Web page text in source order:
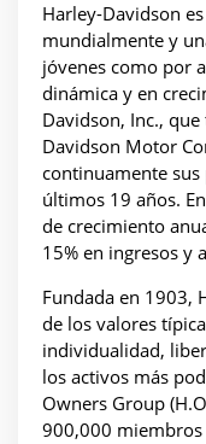
Harley-Davidson
mundialmente y
jóvenes como por
dinámica y en
Davidson, Inc.,
Davidson Motor
continuamente
últimos 19 años.
de crecimiento
15% en ingresos y
Fundada en 1903,
de los valores
individualidad,
los activos más
Owners Group
900,000